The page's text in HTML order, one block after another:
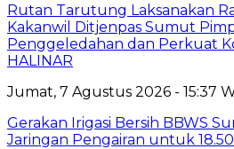
Rutan Tarutung Laksanakan
Kakanwil Ditjenpas Sumut
Penggeledahan dan Perkuat
HALINAR
Jumat, 7 Agustus 2026 - 15:37
Gerakan Irigasi Bersih BBWS
Jaringan Pengairan untuk